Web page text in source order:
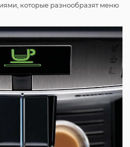
которые разнообразят меню